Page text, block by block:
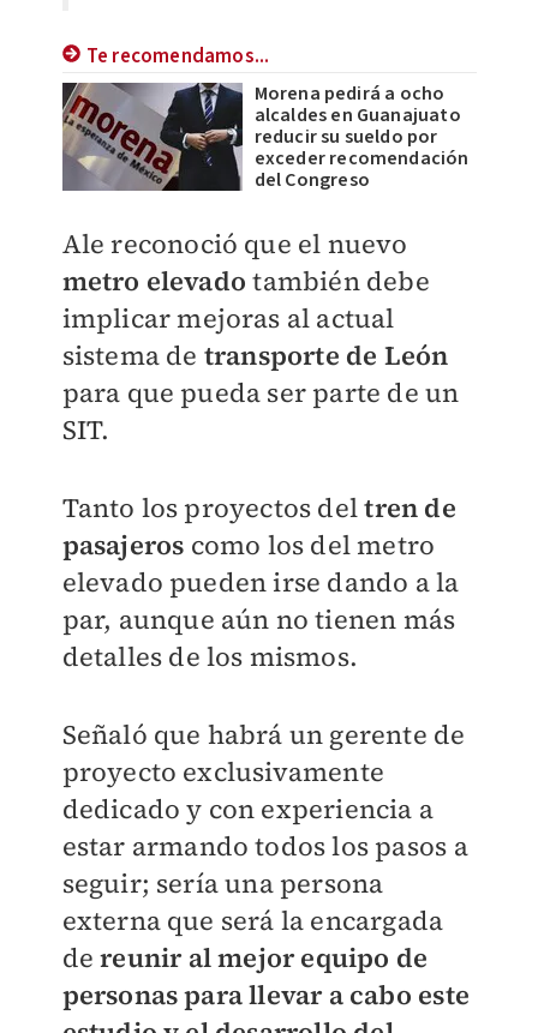
Te recomendamos...
Morena pedirá a ocho
alcaldes en Guanajuato
reducir su sueldo por
exceder recomendación
del Congreso
Ale reconoció que el nuevo
metro elevado también debe
implicar mejoras al actual
sistema de transporte de León
para que pueda ser parte de un
SIT.
Tanto los proyectos deltren de
pasajeros como los del metro
elevado pueden irse dando a la
par, aunque aún no tienen más
detalles de los mismos.
Señaló que habrá un gerente de
proyecto exclusivamente
dedicado y con experiencia a
estar armando todos los pasos a
seguir; sería una persona
externa que será la encargada
dereunir al mejor equipo de
personas para llevar a cabo este